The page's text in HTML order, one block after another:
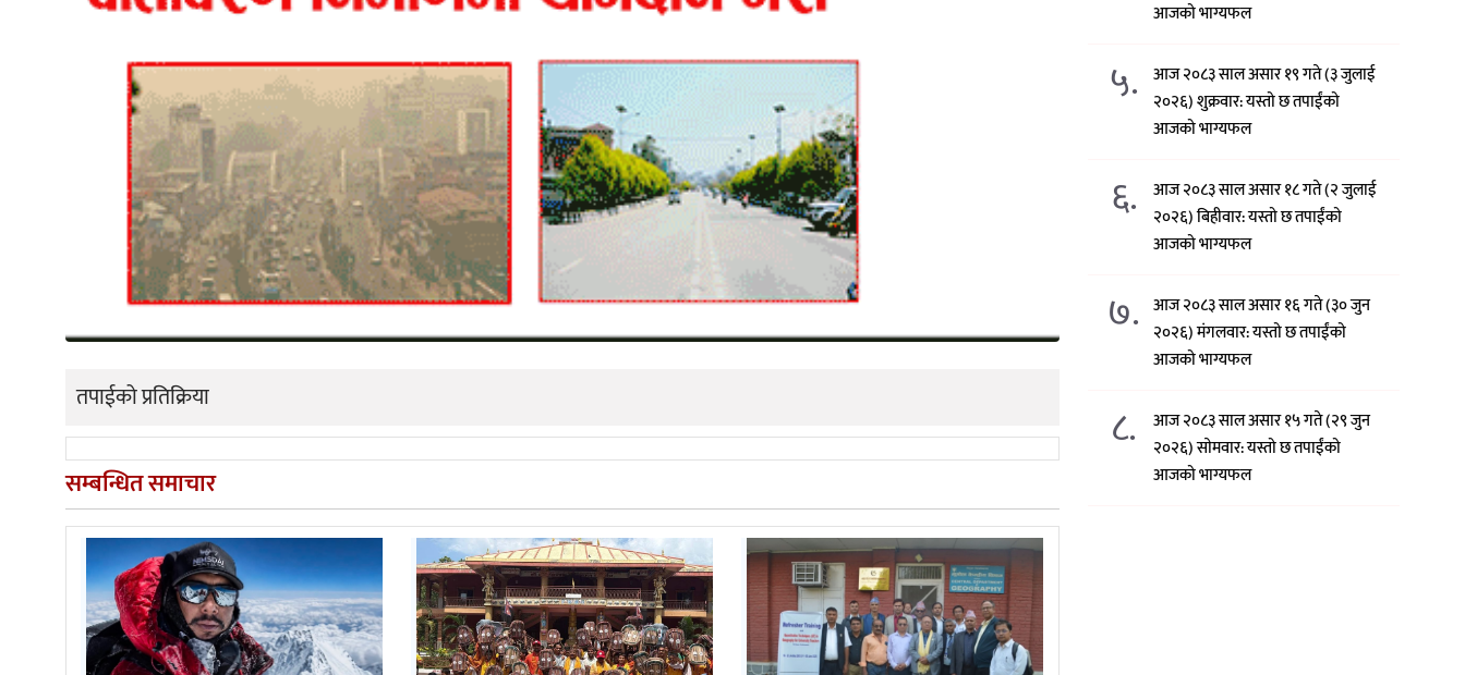
तपाईको प्रतिक्रिया
सम्बन्धित समाचार
आजको भाग्यफल
५.
आज २०८३ साल असार १९ गते (३ जुलाई
२०२६) शुक्रवार: यस्तो छ तपाईंको
आजको भाग्यफल
६.
आज २०८३ साल असार १८ गते (२ जुलाई
२०२६) बिहीवार: यस्तो छ तपाईंको
आजको भाग्यफल
७. आज २०८३ साल असार १६ गते (३० जुन
२०२६) मंगलवार: यस्तो छ तपाईंको
आजको भाग्यफल
८.
आज २०८३ साल असार १५ गते (२९ जुन
२०२६) साेमवार: यस्तो छ तपाईंको
आजको भाग्यफल